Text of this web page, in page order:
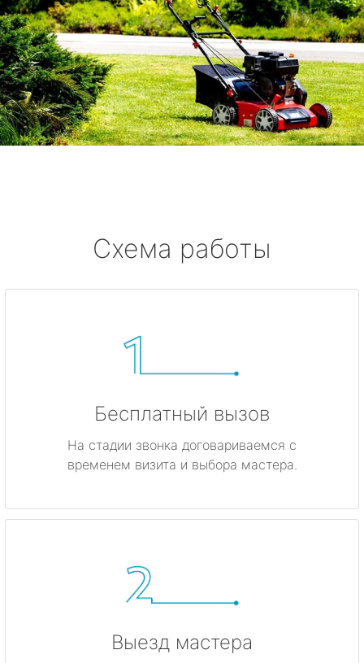
Схема работы
Бесплатный вызов
На стадии звонка договариваемся с
временем визита и выбора мастера.
Выезд мастера